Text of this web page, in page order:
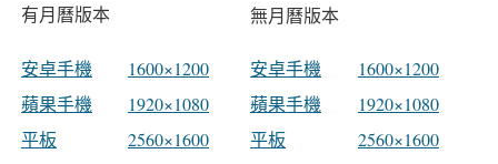
有月曆版本 無月曆版本
安卓手機 1600×1200 安卓手機
1600×1200
蘋果手機
1920×1080 蘋果手機
1920×1080
平板
2560×1600 平板 2560×1600